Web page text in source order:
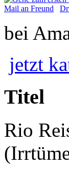
Mail an Freund
bei
jetzt
Titel
Rio